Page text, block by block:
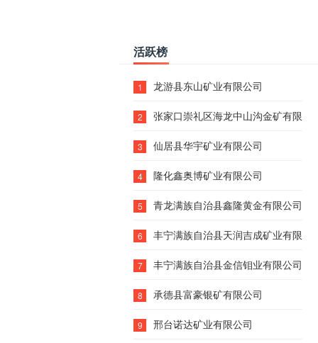
活跃榜
1 龙游县东山矿业有限公司
2 张家口崇礼区海龙中山沟金矿有限公
3 仙居县华宇矿业有限公司
4 隆化鑫奥博矿业有限公司
5 青龙满族自治县鑫隆黄金有限公司
6 丰宁满族自治县天润吉成矿业有限公
7 丰宁满族自治县金信钼业有限公司
8 承德县富豪银矿有限公司
9 邢台诺达矿业有限公司